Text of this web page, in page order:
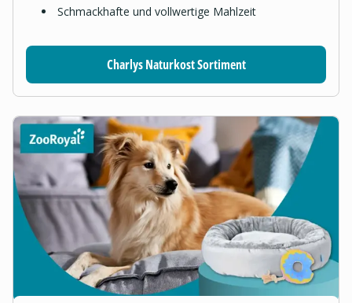
Schmackhafte und vollwertige Mahlzeit
Charlys Naturkost Sortiment